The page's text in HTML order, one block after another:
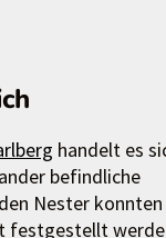
handelt es
befindliche
Nester konnten
festgestellt